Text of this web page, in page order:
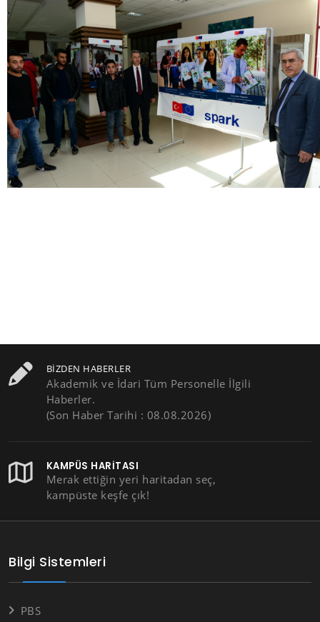
BIZDEN HABERLER
Akademik ve İdari Tüm Personelle İlgili
Haberler.
(Son Haber Tarihi : 08.08.2026)
KAMPÜS HARITASI
Merak ettiğin yeri haritadan seç,
kampüste keşfe çık!
Bilgi Sistemleri
PBS